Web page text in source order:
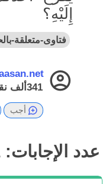
إِلَيْهِ؟
فتاوى-متعلقة-
341ألف
أجب
عدد الإجابات: